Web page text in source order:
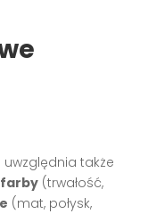
uwzględnia także
farby (trwałość,
(mat, połysk,